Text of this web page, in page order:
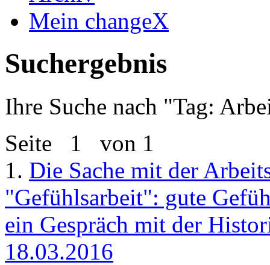
Mein changeX
Suchergebnis
Ihre Suche nach "Tag:
Seite 1 von 1
1. Die Sache mit der
"Gefühlsarbeit": gute
ein Gespräch mit der
18.03.2016